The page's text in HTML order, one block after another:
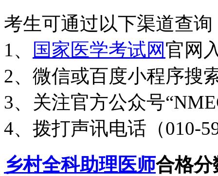
考生可通过以下渠道查询
1、
国家医学考试网官网
2、微信或百度小程序搜
3、关注官方公众号
4、拨打声讯电话（010-
乡村全科助理医师合格分